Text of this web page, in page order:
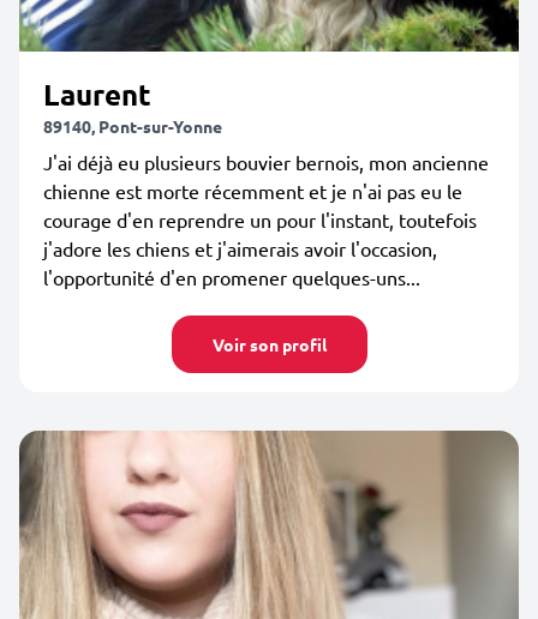
Laurent
89140, Pont-sur-Yonne
J'ai déjà eu plusieurs bouvier bernois, mon ancienne
chienne est morte récemment et je n'ai pas eu le
courage d'en reprendre un pour l'instant, toutefois
j'adore les chiens et j'aimerais avoir l'occasion,
l'opportunité d'en promener quelques-uns...
Voir son profil